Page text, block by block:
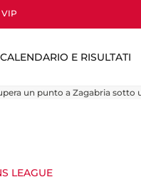
CALENDARIO E RISULTATI
un punto a Zagabria sotto
LEAGUE